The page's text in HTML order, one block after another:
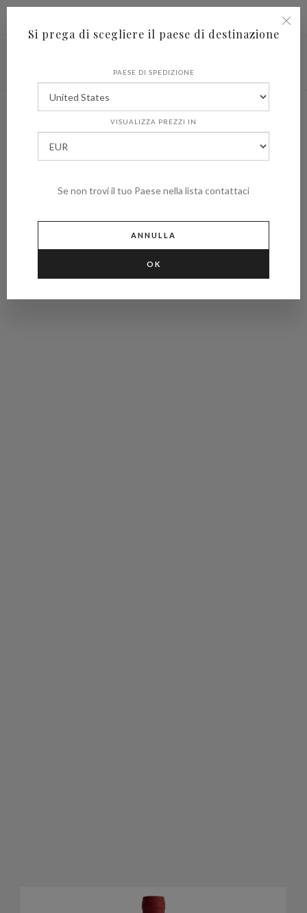
Si prega di scegliere il paese di destinazione
PAESE DI SPEDIZIONE
VISUALIZZA PREZZI IN
Se non trovi il tuo Paese nella lista contattaci
ANNULLA
OK